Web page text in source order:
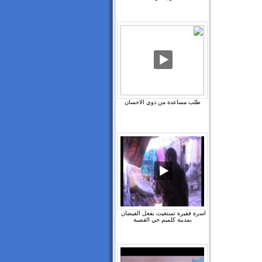
طلب مساعدة من ذوي الاحسان
اسرة فقيرة تستغيث بفعل الفيضان ‫
بمدينة كلميم حي القصبة